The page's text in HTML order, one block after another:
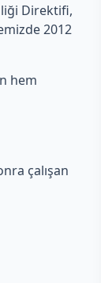
Direktifi,
2012
hem
çalışan